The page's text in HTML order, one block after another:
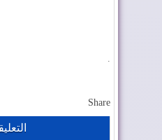
.
Share